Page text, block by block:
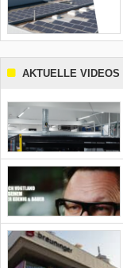
AKTUELLE VIDEOS